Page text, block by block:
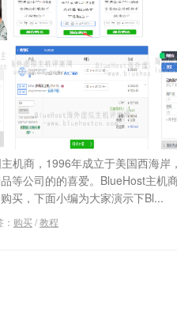
机商，1996年成立于美国西海
等公司的的喜爱。BlueHost主机
买，下面小编为大家演示下Bl...
购买/教程